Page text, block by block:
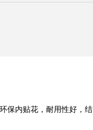
保内贴花，耐用性好，结